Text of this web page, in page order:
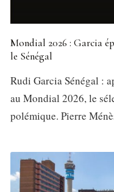
Mondial 2026 : Garcia
le Sénégal
Rudi Garcia Sénégal :
au Mondial 2026, le
polémique. Pierre